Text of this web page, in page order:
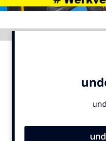
12 nov: MarketingLive!
Events